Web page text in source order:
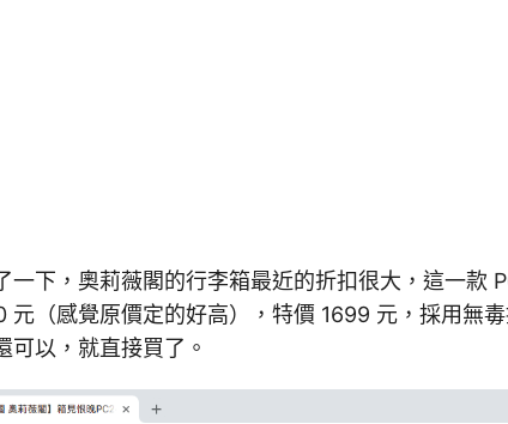
一下，奧莉薇閣的行李箱最近的折扣很大，這一款
元（感覺原價定的好高），特價 1699 元，採用無
可以，就直接買了。